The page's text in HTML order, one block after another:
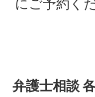
にご予約く
弁護士相談